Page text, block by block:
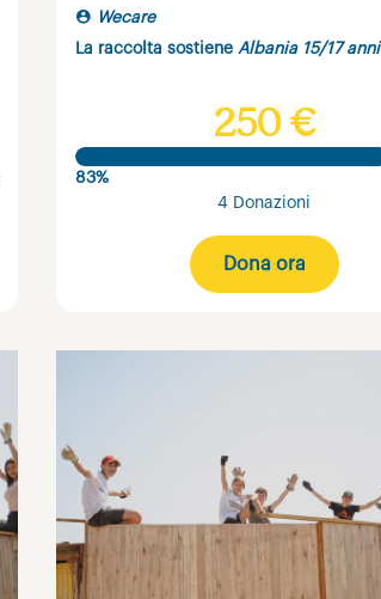
Wecare
La raccolta sostiene Albania 15/17 anni
250 €
83%
4 Donazioni
Dona ora